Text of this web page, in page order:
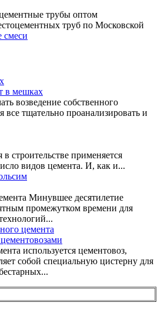
трубы оптом
труб по Московской
смеси
в мешках
возведение собственного
все тщательно проанализировать и
строительстве применяется
видов цемента. И, как и...
Минувшее десятилетие
промежутком времени для
используется цементовоз,
собой специальную цистерну для